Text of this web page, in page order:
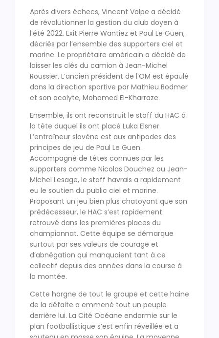
Après divers échecs, Vincent Volpe a décidé
de révolutionner la gestion du club doyen à
l’été 2022. Exit Pierre Wantiez et Paul Le Guen,
décriés par l’ensemble des supporters ciel et
marine. Le propriétaire américain a décidé de
laisser les clés du camion à Jean-Michel
Roussier. L’ancien président de l’OM est épaulé
dans la direction sportive par Mathieu Bodmer
et son acolyte, Mohamed El-Kharraze.
Ensemble, ils ont reconstruit le staff du HAC à
la tête duquel ils ont placé Luka Elsner.
L’entraîneur slovène est aux antipodes des
principes de jeu de Paul Le Guen.
Accompagné de têtes connues par les
supporters comme Nicolas Douchez ou Jean-
Michel Lesage, le staff havrais a rapidement
eu le soutien du public ciel et marine.
Proposant un jeu bien plus chatoyant que son
prédécesseur, le HAC s’est rapidement
retrouvé dans les premières places du
championnat. Cette équipe se démarque
surtout par ses valeurs de courage et
d’abnégation qui manquaient tant à ce
collectif depuis des années dans la course à
la montée.
Cette hargne de tout le groupe et cette haine
de la défaite a emmené tout un peuple
derrière lui. La Cité Océane endormie sur le
plan footballistique s’est enfin réveillée et a